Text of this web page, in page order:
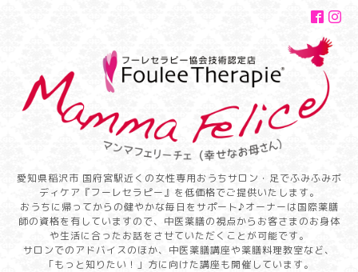
愛知県稲沢市 国府宮駅近くの女性専用おうちサロン・足でふみふみボ
ディケア『フーレセラピー』を低価格でご提供いたします。
おうちに帰ってからの健やかな毎日をサポート♪オーナーは国際薬膳
師の資格を有していますので、中医薬膳の視点からお客さまのお身体
や生活に合ったお話をさせていただくことが可能です。
サロンでのアドバイスのほか、中医薬膳講座や薬膳料理教室など、
「もっと知りたい！」方に向けた講座も開催しています。